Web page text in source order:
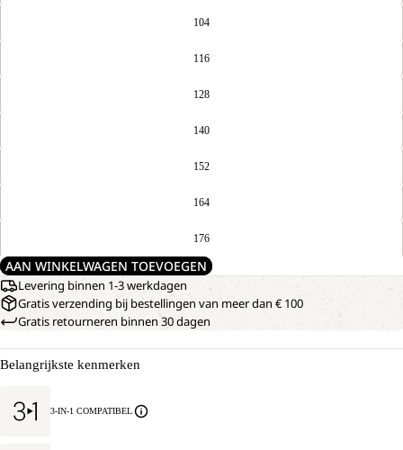
104
116
128
140
152
164
176
AAN WINKELWAGEN TOEVOEGEN
Levering binnen 1-3 werkdagen
Gratis verzending bij bestellingen van meer dan € 100
Gratis retourneren binnen 30 dagen
Belangrijkste kenmerken
3-IN-1 COMPATIBEL